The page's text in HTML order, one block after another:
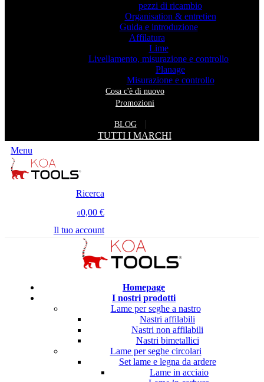
pezzi di ricambio
Organisation & entretien
Guida e introduzione
Affilatura
Lime
Livellamento, misurazione e controllo
Planage
Misurazione e controllo
Cosa c'è di nuovo
Promozioni
BLOG
TUTTI I MARCHI
Menu
Ricerca
00,00 €
Il tuo account
Homepage
I nostri prodotti
Lame per seghe a nastro
Nastri affilabili
Nastri non affilabili
Nastri bimetallici
Lame per seghe circolari
Set lame e legna da ardere
Lame in acciaio